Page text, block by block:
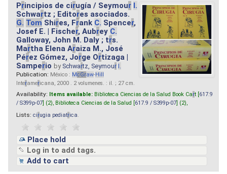
Principios de cirugía / Seymour I.
Schwartz ; Editores asociados.
G. Tom Shires, Frank C. Spencer,
Josef E. | Fischer, Aubrey C.
Galloway, John M. Daly ; trs.
Martha Elena Araiza M., José
Pérez Gómez, Jorge Ortizaga |
Samperio by Schwartz, Seymour I.
Publication: México : McGraw-Hill
Interamericana, 2000 . 2 volumenes. : il. ; 27 cm.
Availability: Items available: Biblioteca Ciencias de la Salud Book Cart [ 617.9
/ S399p-07 ] (2), Biblioteca Ciencias de la Salud [ 617.9 / S399p-07 ] (2),
Lists: cirugia pediatrica
Place hold
Log in to add tags.
Add to cart